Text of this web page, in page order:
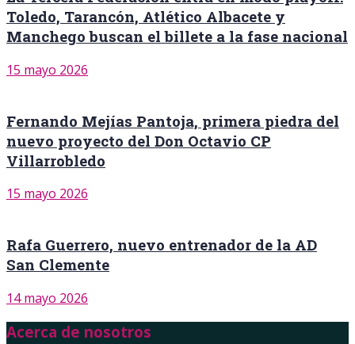
Toledo, Tarancón, Atlético Albacete y
Manchego buscan el billete a la fase nacional
15 mayo 2026
Fernando Mejías Pantoja, primera piedra del
nuevo proyecto del Don Octavio CP
Villarrobledo
15 mayo 2026
Rafa Guerrero, nuevo entrenador de la AD
San Clemente
14 mayo 2026
Acerca de nosotros